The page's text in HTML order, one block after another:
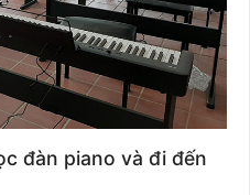
đàn piano và đi đến